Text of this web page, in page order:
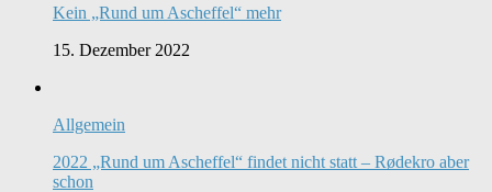
Kein „Rund um Ascheffel“ mehr
15. Dezember 2022
Allgemein
2022 „Rund um Ascheffel“ findet nicht statt – Rødekro aber
schon